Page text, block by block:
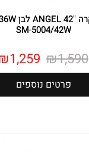
SM-5004/42W
₪1,590
₪1,259
פרטים נוספים